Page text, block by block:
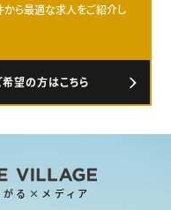
から最適な求人をご紹介し
望の方はこちら
る×メディア